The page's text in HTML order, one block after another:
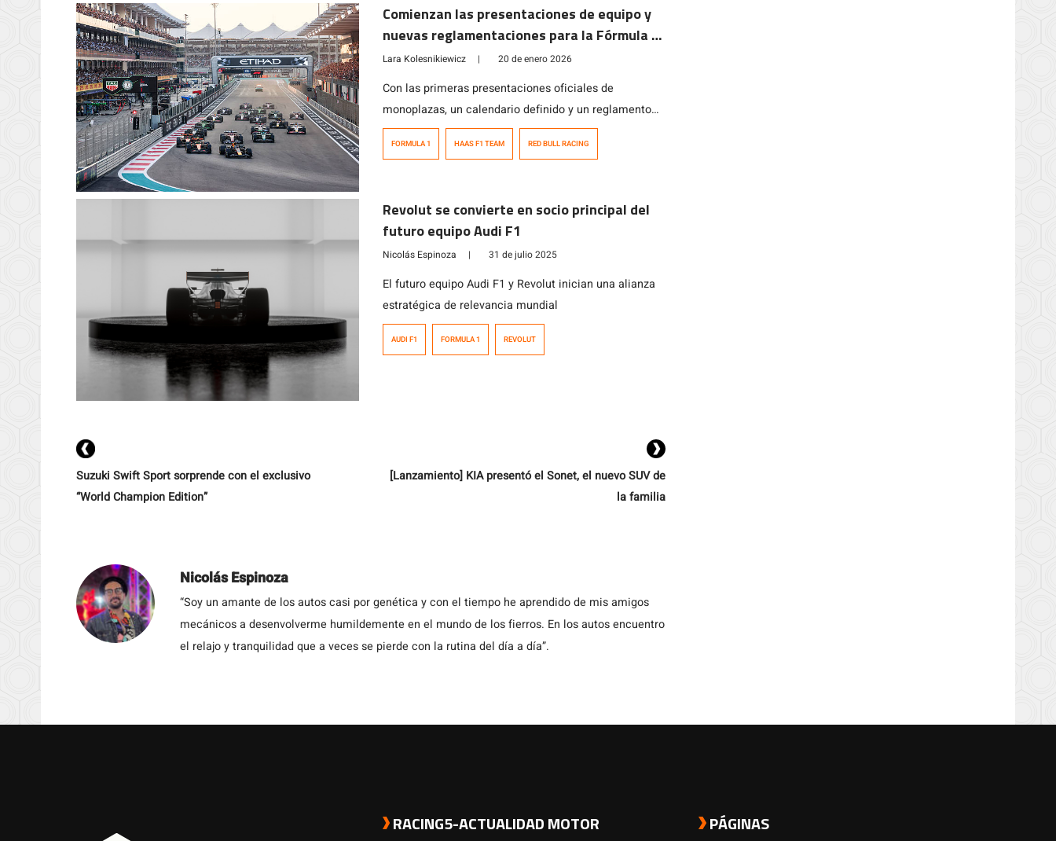
Comienzan las presentaciones de equipo y
nuevas reglamentaciones para la Fórmula 1
2026
Lara Kolesnikiewicz | 20 de enero 2026
Con las primeras presentaciones oficiales de
monoplazas, un calendario definido y un reglamento
técnico que marcará un antes y un después, la
2026: Red Bull y Haas marcan el pulso La […]
FORMULA 1 HAAS F1 TEAM RED BULL RACING
Revolut se convierte en socio principal del
futuro equipo Audi F1
Nicolás Espinoza | 31 de julio 2025
El futuro equipo Audi F1 y Revolut inician una alianza
estratégica de relevancia mundial
AUDI F1 FORMULA 1 REVOLUT
Suzuki Swift Sport sorprende con el exclusivo
“World Champion Edition”
[Lanzamiento] KIA presentó el Sonet, el nuevo SUV de
la familia
Nicolás Espinoza
“Soy un amante de los autos casi por genética y con el tiempo he aprendido de mis amigos
mecánicos a desenvolverme humildemente en el mundo de los fierros. En los autos encuentro
el relajo y tranquilidad que a veces se pierde con la rutina del día a día”.
RACING5-ACTUALIDAD MOTOR PÁGINAS